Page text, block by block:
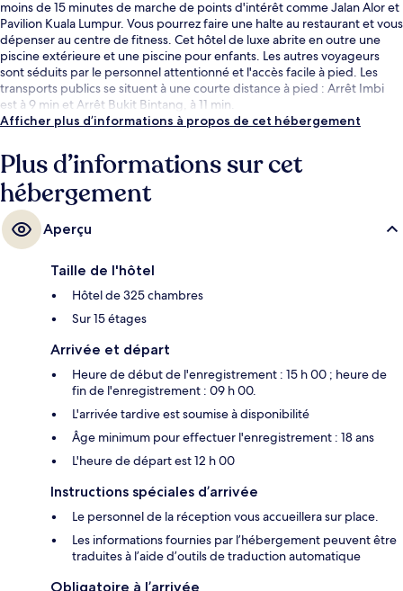
moins de 15 minutes de marche de points d'intérêt comme Jalan Alor et
Pavilion Kuala Lumpur. Vous pourrez faire une halte au restaurant et vous
dépenser au centre de fitness. Cet hôtel de luxe abrite en outre une
piscine extérieure et une piscine pour enfants. Les autres voyageurs
sont séduits par le personnel attentionné et l'accès facile à pied. Les
transports publics se situent à une courte distance à pied : Arrêt Imbi
est à 9 min et Arrêt Bukit Bintang, à 11 min.
Afficher plus d’informations à propos de cet hébergement
Plus d’informations sur cet
hébergement
Aperçu
Taille de l'hôtel
Hôtel de 325 chambres
Sur 15 étages
Arrivée et départ
Heure de début de l'enregistrement : 15 h 00 ; heure de
fin de l'enregistrement : 09 h 00.
L'arrivée tardive est soumise à disponibilité
Âge minimum pour effectuer l'enregistrement : 18 ans
L'heure de départ est 12 h 00
Instructions spéciales d’arrivée
Le personnel de la réception vous accueillera sur place.
Les informations fournies par l’hébergement peuvent être
traduites à l’aide d’outils de traduction automatique
Obligatoire à l’arrivée